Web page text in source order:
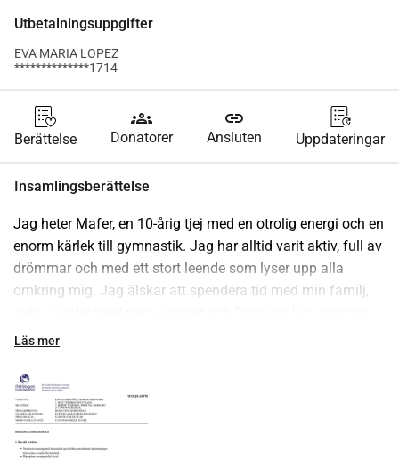
Utbetalningsuppgifter
EVA MARIA LOPEZ
**************1714
Berättelse
groups
Donatorer
link
Ansluten Uppdateringar
Insamlingsberättelse
Jag heter Mafer, en 10-årig tjej med en otrolig energi och en
enorm kärlek till gymnastik. Jag har alltid varit aktiv, full av
drömmar och med ett stort leende som lyser upp alla
omkring mig. Jag älskar att spendera tid med min familj,
akrobatiska konster.
Sarkom
och hållet. Nu behöver jag få specialiserad behandling
som, även om den är avgörande för min återhämtning, är
mycket kostsam och utgör en stor utmaning för min familj.
Läs mer